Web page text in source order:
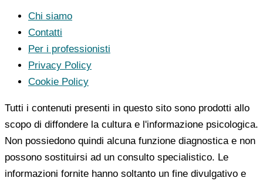
Chi siamo
Contatti
Per i professionisti
Privacy Policy
Cookie Policy
Tutti i contenuti presenti in questo sito sono prodotti allo
scopo di diffondere la cultura e l'informazione psicologica.
Non possiedono quindi alcuna funzione diagnostica e non
possono sostituirsi ad un consulto specialistico. Le
informazioni fornite hanno soltanto un fine divulgativo e